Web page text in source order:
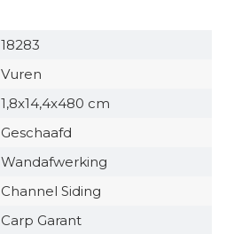
18283
Vuren
1,8x14,4x480 cm
Geschaafd
Wandafwerking
Channel Siding
Carp Garant